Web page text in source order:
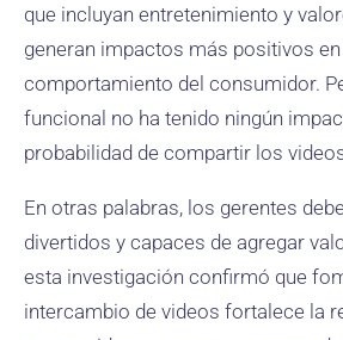
que incluyan entretenimiento y
generan impactos más positivos en
comportamiento del consumidor.
funcional no ha tenido ningún
probabilidad de compartir los
En otras palabras, los gerentes
divertidos y capaces de agregar
esta investigación confirmó que
intercambio de videos fortalece la